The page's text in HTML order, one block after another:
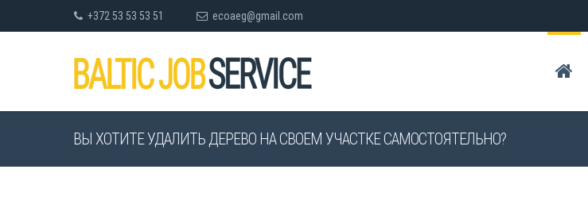
+372 53 53 53 51 ecoaeg@gmail.com
ВЫ ХОТИТЕ УДАЛИТЬ ДЕРЕВО НА СВОЕМ УЧАСТКЕ САМОСТОЯТЕЛЬНО?